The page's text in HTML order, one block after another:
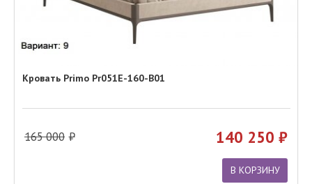
Кровать Primo Pr051E-160-B01
165 000 140 250
В КОРЗИНУ